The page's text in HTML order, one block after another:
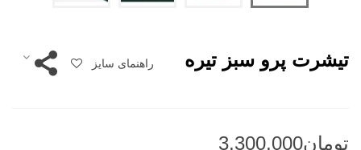
تیشرت پرو سبز تیره راهنمای سایز